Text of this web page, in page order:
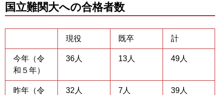
国立難関大への合格者数
現役 既卒 計
今年（令
和５年）
36人 13人 49人
昨年（令
32人 7人 39人